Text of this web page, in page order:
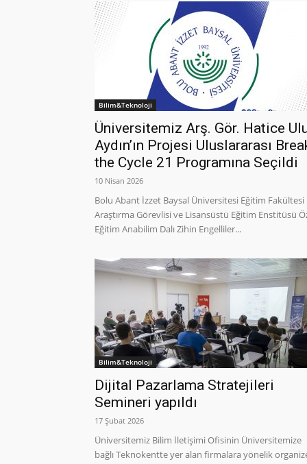
Bilim&Teknoloji
Üniversitemiz Arş. Gör. Hatice
Aydın’ın Projesi Uluslararası
the Cycle 21 Programına Seçildi
10 Nisan 2026
Bolu Abant İzzet Baysal Üniversitesi Eğitim Fakültesi
Araştırma Görevlisi ve Lisansüstü Eğitim Enstitüsü
Eğitim Anabilim Dalı Zihin Engelliler...
Bilim&Teknoloji
Dijital Pazarlama Stratejileri
Semineri yapıldı
17 Şubat 2026
Üniversitemiz Bilim İletişimi Ofisinin Üniversitemize
bağlı Teknokentte yer alan firmalara yönelik